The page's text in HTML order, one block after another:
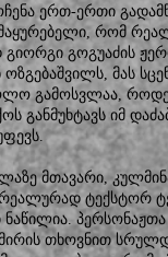
ერთ-ერთი
რომ
გოგუაძის
მას
გამოსვლაა,
განმუხტავს იმ
მთავარი,
ტექსტორ
თხოვნით